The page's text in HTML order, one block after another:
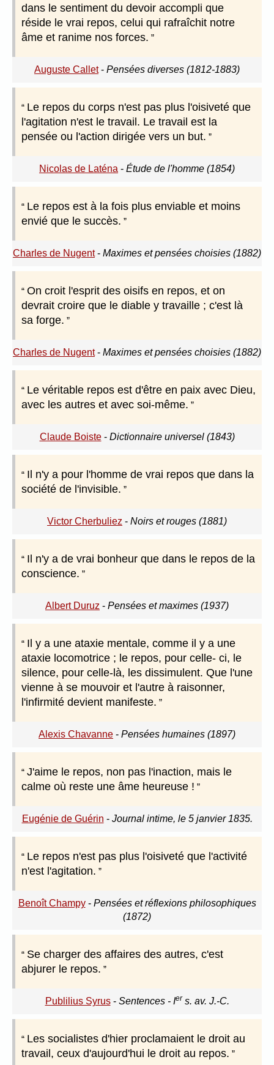
dans le sentiment du devoir accompli que
réside le vrai repos, celui qui rafraîchit notre
âme et ranime nos forces.
Auguste Callet- Pensées diverses (1812-1883)
Le repos du corps n'est pas plus l'oisiveté que
l'agitation n'est le travail. Le travail est la
pensée ou l'action dirigée vers un but.
Nicolas de Laténa - Étude de l'homme (1854)
Le repos est à la fois plus enviable et moins
envié que le succès.
Charles de Nugent- Maximes et pensées choisies (1882)
On croit l'esprit des oisifs en repos, et on
devrait croire que le diable y travaille ; c'est là
sa forge.
Charles de Nugent- Maximes et pensées choisies (1882)
Le véritable repos est d'être en paix avec Dieu,
avec les autres et avec soi-même.
Claude Boiste- Dictionnaire universel (1843)
Il n'y a pour l'homme de vrai repos que dans la
société de l'invisible.
Victor Cherbuliez - Noirs et rouges (1881)
Il n'y a de vrai bonheur que dans le repos de la
conscience.
Albert Duruz - Pensées et maximes (1937)
Il y a une ataxie mentale, comme il y a une
ataxie locomotrice ; le repos, pour celle- ci, le
silence, pour celle-là, les dissimulent. Que l'une
vienne à se mouvoir et l'autre à raisonner,
l'infirmité devient manifeste.
Alexis Chavanne - Pensées humaines (1897)
J'aime le repos, non pas l'inaction, mais le
calme où reste une âme heureuse !
Eugénie de Guérin - Journal intime, le 5 janvier 1835.
Le repos n'est pas plus l'oisiveté que l'activité
n'est l'agitation.
Benoît Champy- Pensées et réflexions philosophiques
(1872)
Se charger des affaires des autres, c'est
abjurer le repos.
Publilius Syrus- Sentences - Ier s. av. J.-C.
Les socialistes d'hier proclamaient le droit au
travail, ceux d'aujourd'hui le droit au repos.